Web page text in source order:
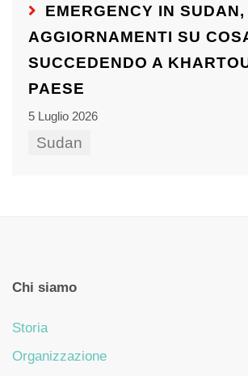
EMERGENCY IN SUDAN,
AGGIORNAMENTI SU
SUCCEDENDO A
PAESE
5 Luglio 2026
Sudan
Chi siamo
Storia
Organizzazione